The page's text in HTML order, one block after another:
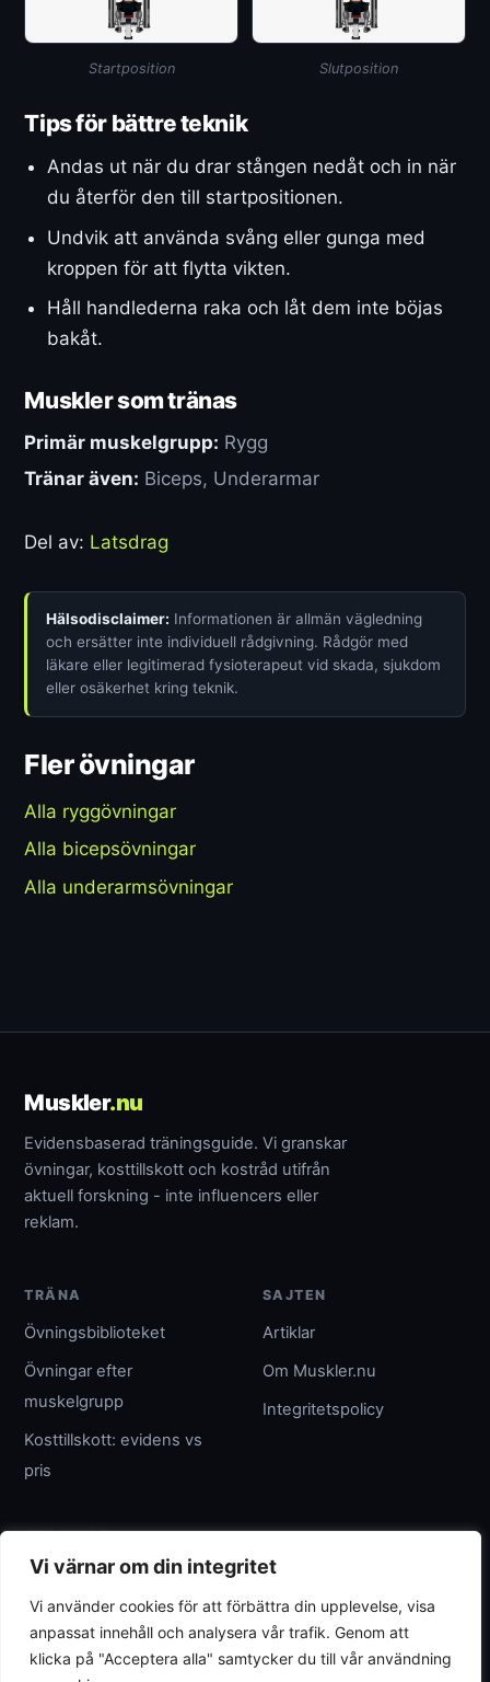
Vi värnar om din integritet
Vi använder cookies för att förbättra din upplevelse, visa
anpassat innehåll och analysera vår trafik. Genom att
klicka på "Acceptera alla" samtycker du till vår användning
Startposition Slutposition
Tips för bättre teknik
Andas ut när du drar stången nedåt och in när
du återför den till startpositionen.
Undvik att använda svång eller gunga med
kroppen för att flytta vikten.
Håll handlederna raka och låt dem inte böjas
bakåt.
Muskler som tränas
Primär muskelgrupp: Rygg
Tränar även: Biceps, Underarmar
Del av: Latsdrag
Hälsodisclaimer: Informationen är allmän vägledning
och ersätter inte individuell rådgivning. Rådgör med
läkare eller legitimerad fysioterapeut vid skada, sjukdom
eller osäkerhet kring teknik.
Fler övningar
Alla ryggövningar
Alla bicepsövningar
Alla underarmsövningar
Muskler.nu
Evidensbaserad träningsguide. Vi granskar
övningar, kosttillskott och kostråd utifrån
aktuell forskning - inte influencers eller
reklam.
TRÄNA
Övningsbiblioteket
Övningar efter
muskelgrupp
Kosttillskott: evidens vs
pris
SAJTEN
Artiklar
Om Muskler.nu
Integritetspolicy
UTGIVARE
Umpteenth Media
Org.nr 559183-3313
wave@umpteenth.media